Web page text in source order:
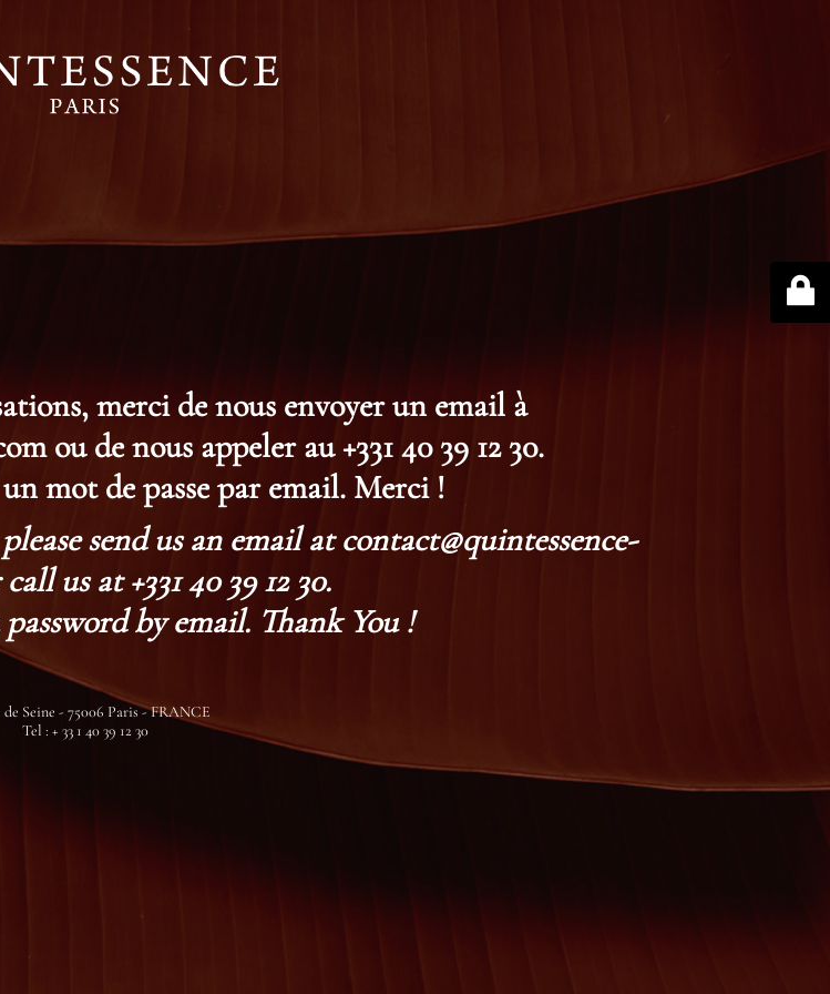
merci de nous envoyer un email à
ou de nous appeler au +331 40 39 12 30.
mot de passe par email. Merci !
send us an email at contact@quintessence-
us at +331 40 39 12 30.
by email. Thank You !
de Seine - 75006 Paris - FRANCE
Tel : + 33 1 40 39 12 30